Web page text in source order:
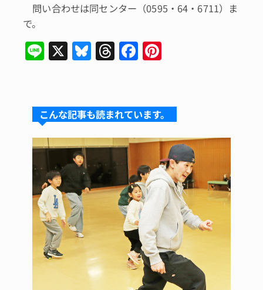
問い合わせは同センター（0595・64・6711）ま
で。
Li
n
X Bl
u
s
k
y
T
hr
a
d
s
F
a
e
b
o
o
k
re
st
こんな記事も読まれています。